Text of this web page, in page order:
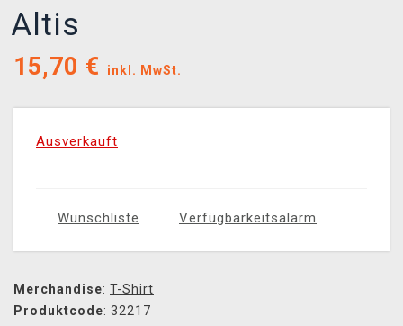
Altis
15,70 € inkl. MwSt.
Ausverkauft
Wunschliste Verfügbarkeitsalarm
Merchandise: T-Shirt
Produktcode: 32217